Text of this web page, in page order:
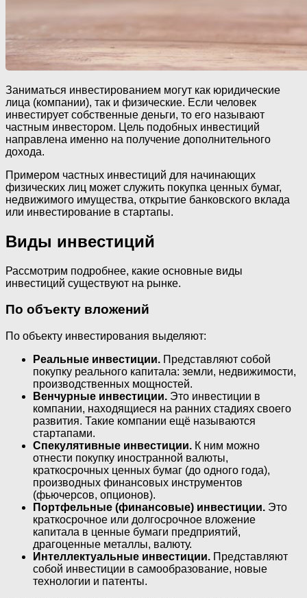
Заниматься инвестированием могут как юридические
лица (компании), так и физические. Если человек
инвестирует собственные деньги, то его называют
частным инвестором. Цель подобных инвестиций
направлена именно на получение дополнительного
дохода.
Примером частных инвестиций для начинающих
физических лиц может служить покупка ценных бумаг,
недвижимого имущества, открытие банковского вклада
или инвестирование в стартапы.
Виды инвестиций
Рассмотрим подробнее, какие основные виды
инвестиций существуют на рынке.
По объекту вложений
По объекту инвестирования выделяют:
Реальные инвестиции. Представляют собой
покупку реального капитала: земли, недвижимости,
производственных мощностей.
Венчурные инвестиции. Это инвестиции в
компании, находящиеся на ранних стадиях своего
развития. Такие компании ещё называются
стартапами.
Спекулятивные инвестиции. К ним можно
отнести покупку иностранной валюты,
краткосрочных ценных бумаг (до одного года),
производных финансовых инструментов
(фьючерсов, опционов).
Портфельные (финансовые) инвестиции. Это
краткосрочное или долгосрочное вложение
капитала в ценные бумаги предприятий,
драгоценные металлы, валюту.
Интеллектуальные инвестиции. Представляют
собой инвестиции в самообразование, новые
технологии и патенты.